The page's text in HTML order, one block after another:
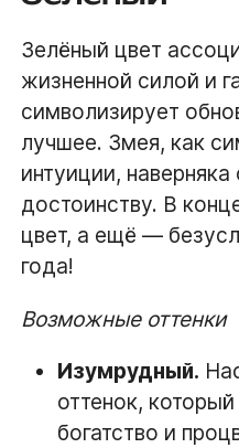
Зелёный цвет
жизненной силой и
символизирует
лучшее. Змея, как
интуиции, наверняка
достоинству. В
цвет, а ещё —
года!
Возможные оттенки
Изумрудный.
оттенок,
богатство и